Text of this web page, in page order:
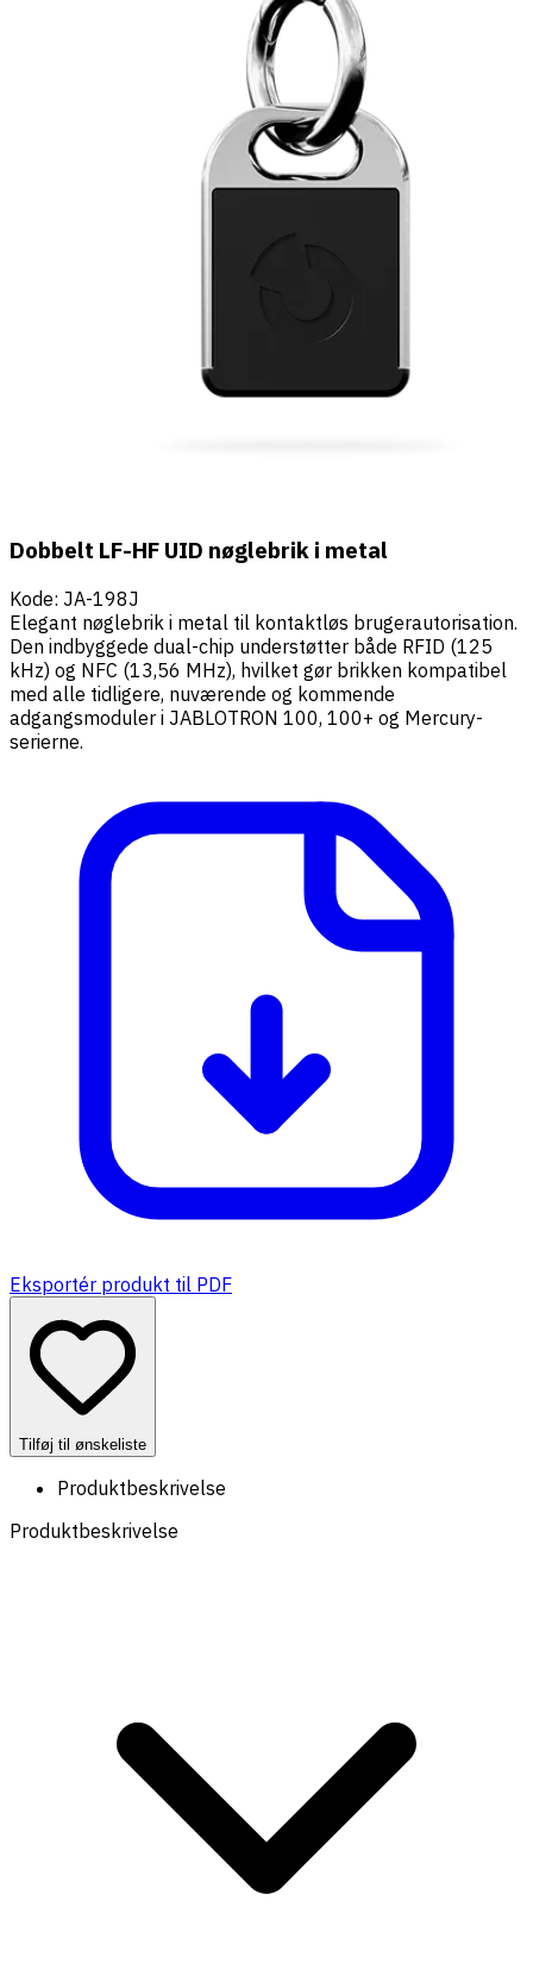
Dobbelt LF-HF UID nøglebrik i metal
Kode: JA-198J
Elegant nøglebrik i metal til kontaktløs brugerautorisation.
Den indbyggede dual-chip understøtter både RFID (125
kHz) og NFC (13,56 MHz), hvilket gør brikken kompatibel
med alle tidligere, nuværende og kommende
adgangsmoduler i JABLOTRON 100, 100+ og Mercury-
serierne.
Eksportér produkt til PDF
Tilføj til ønskeliste
Produktbeskrivelse
Produktbeskrivelse